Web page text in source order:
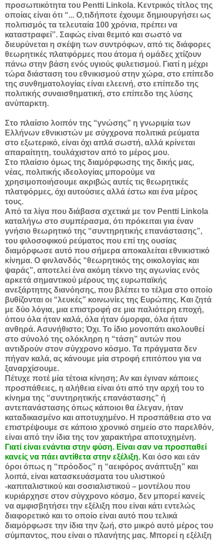
προσωπικότητα του Pentti Linkola. Κεντρικός τίτλος της
οποίας είναι ότι “... Ο,τιδήποτε έχουμε δημιουργήσει ως
πολιτισμός τα τελευταία 100 χρόνια, πρέπει να
καταστραφεί”. Σαφώς είναι θεμιτό και σωστό να
διευρύνεται η σκέψη των συντρόφων, από τις διάφορες
θεωρητικές πλατφόρμες που άτομα ή ομάδες χτίζουν
πάνω στην βάση ενός υγιούς φυλετισμού. Γιατί η μέχρι
τώρα διάσταση του εθνικισμού στην χώρα, στο επίπεδο
της συνθηματολογίας είναι ελεεινή, στο επίπεδο της
πολιτικής συναισθηματική, στο επίπεδο της λύσης
ανύπαρκτη.
Στο πλαίσιο λοιπόν της “γνώσης” η γνωριμία των
Ελλήνων εθνικιστών με σύγχρονα πολιτικά ρεύματα
στο εξωτερικό, είναι όχι απλά σωστή, αλλά κρίνεται
απαραίτητη, τουλάχιστον από το μέρος μου.
Στο πλαίσιο όμως της διαμόρφωσης της δικής μας,
νέας, πολιτικής ιδεολογίας μπορούμε να
χρησιμοποιήσουμε ακριβώς αυτές τις θεωρητικές
πλατφόρμες, όχι αυτούσιες αλλά έστω και ένα μέρος
τους.
Από τα λίγα που διάβασα σχετικά με τον Pentti Linkola
καταλήγω στο συμπέρασμα, ότι πρόκειται για έναν
γνήσιο θεωρητικό της “συντηρητικής επανάστασης”,
του φιλοσοφικού ρεύματος που επί της ουσίας
διαμόρφωσε αυτό που σήμερα αποκαλείται εθνικιστικό
κίνημα. Ο φινλανδός “θεωρητικός της οικολογίας και
ψαράς”, αποτελεί ένα ακόμη τέκνο της αγωνίας ενός
αρκετά σημαντικού μέρους της ευρωπαϊκής
ανεξάρτητης διανόησης, που βλέπει το τέλμα στο οποίο
βυθίζονται οι “λευκές” κοινωνίες της Ευρώπης. Και ζητά
με δύο λόγια, μια επιστροφή σε μια παλιότερη εποχή,
όπου όλα ήταν καλά, όλα ήταν όμορφα, όλα ήταν
ανθηρά. Ασυνήθιστο; Όχι. Το ίδιο μονοπάτι ακολουθεί
στο σύνολό της ολόκληρη η “τάση” αυτών που
αντιδρούν στον σύγχρονο κόσμο. Τα πράγματα δεν
πήγαν καλά, ας κάνουμε μία στροφή επιτόπου για να
ξαναρχίσουμε.
Πέτυχε ποτέ μία τέτοια κίνηση; Αν και έγιναν κάποιες
προσπάθειες, η αλήθεια είναι ότι από την αρχή του το
κίνημα της “συντηρητικής επανάστασης” ή
αντεπανάστασης όπως κάποιοι θα έλεγαν, ήταν
καταδικασμένο και αποτυχημένο. Η προσπάθεια στο να
επιστρέψουμε σε κάποιο χρονικό σημείο στο παρελθόν,
είναι από την ίδια της τον χαρακτήρα αποτυχημένη.
Γιατί είναι ενάντια στην φύση. Είναι σαν να προσπαθεί
κανείς να πάει αντίθετα στην εξέλιξη. Και όσο και εάν
όροι όπως η “πρόοδος” η “αειφόρος ανάπτυξη” και
λοιπά, είναι κατασκευάσματα του υλιστικού
-καπιταλιστικού και σοσιαλιστικού – μοντέλου που
κυριάρχησε στον σύγχρονο κόσμο, δεν μπορεί κανείς
να αμφισβητήσει την εξέλιξη που είναι κάτι εντελώς
διαφορετικό και το οποίο είναι αυτό που τελικά
διαμόρφωσε την ίδια την ζωή, στο μικρό αυτό μέρος του
σύμπαντος, που είναι ο πλανήτης μας. Μπορεί η εξέλιξη